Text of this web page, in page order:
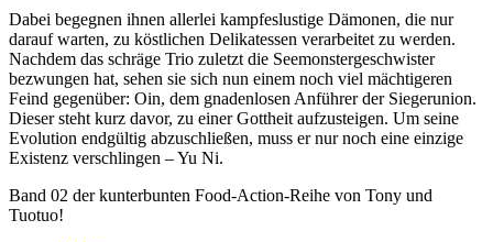
Dabei begegnen ihnen allerlei kampfeslustige Dämonen, die nur
darauf warten, zu köstlichen Delikatessen verarbeitet zu werden.
Nachdem das schräge Trio zuletzt die Seemonstergeschwister
bezwungen hat, sehen sie sich nun einem noch viel mächtigeren
Feind gegenüber: Oin, dem gnadenlosen Anführer der Siegerunion.
Dieser steht kurz davor, zu einer Gottheit aufzusteigen. Um seine
Evolution endgültig abzuschließen, muss er nur noch eine einzige
Existenz verschlingen – Yu Ni.
Band 02 der kunterbunten Food-Action-Reihe von Tony und
Tuotuo!